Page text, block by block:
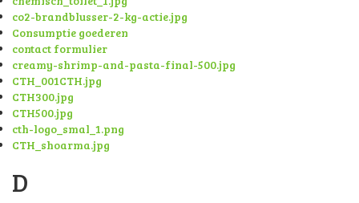
co2-brandblusser-2-kg-actie.jpg
Consumptie goederen
contact formulier
creamy-shrimp-and-pasta-final-500.jpg
CTH_001CTH.jpg
CTH300.jpg
CTH500.jpg
cth-logo_smal_1.png
CTH_shoarma.jpg
D